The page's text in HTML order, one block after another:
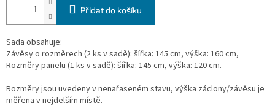
Přidat do košíku
Sada obsahuje:
Závěsy o rozměrech (2 ks v sadě): šířka: 145 cm, výška: 160 cm,
Rozměry panelu (1 ks v sadě): šířka: 145 cm, výška: 120 cm.
Rozměry jsou uvedeny v nenařaseném stavu, výška záclony/závěsu je
měřena v nejdelším místě.